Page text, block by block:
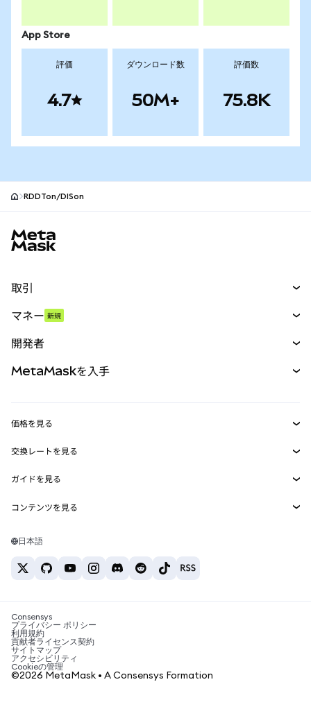
App Store
評価
4.7
ダウンロード数
50M+
評価数
75.8K
RDDTon/DISon
取引
パーペチュアル
RWA
マネー 新規
開発者
MetaMask Connect
Snaps
Web3サービス
MetaMaskを入手
セキュリティ
サポート
キャリア
お問い合わせ
価格を見る
イーサリアムの価格
Solanaの価格
Tetherの価格
交換レートを見る
ETH→USD
USDT→INR
BTC→INR
ETH→USDT
ガイドを見る
ETHの購入
USDTの購入
SHIBの購入
BNBの購入
コンテンツを見る
Solanaウォレット
税制関連ニュース
暗号資産の購入方法は？
ビットコインを売るには？
日本語
Consensys
プライバシー ポリシー
利用規約
貢献者ライセンス契約
サイトマップ
アクセシビリティ
Cookieの管理
©2026 MetaMask • A Consensys Formation